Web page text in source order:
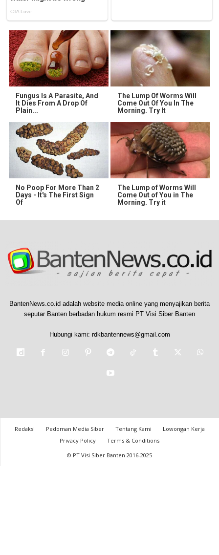
Fungus Is A Parasite, And
It Dies From A Drop Of
Plain...
The Lump Of Worms Will
Come Out Of You In The
Morning. Try It
No Poop For More Than 2
Days - It's The First Sign
Of
The Lump of Worms Will
Come Out of You in The
Morning. Try it
BantenNews.co.id adalah website media online yang menyajikan berita
seputar Banten berbadan hukum resmi PT Visi Siber Banten
Hubungi kami: rdkbantennews@gmail.com
Redaksi Pedoman Media Siber Tentang Kami
Lowongan Kerja
Privacy Policy
Terms & Conditions
© PT Visi Siber Banten 2016-2025